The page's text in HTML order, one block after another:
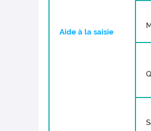
Aide à la saisie